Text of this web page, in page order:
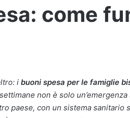
come
i buoni spesa per le famiglie
non è solo
paese, con un sistema